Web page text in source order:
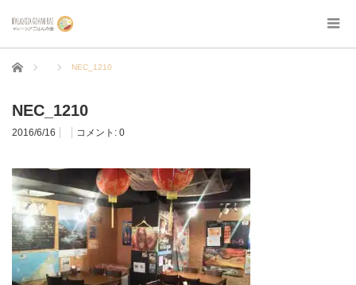
ホーム NEC_1210
NEC_1210
2016/6/16 コメント: 0